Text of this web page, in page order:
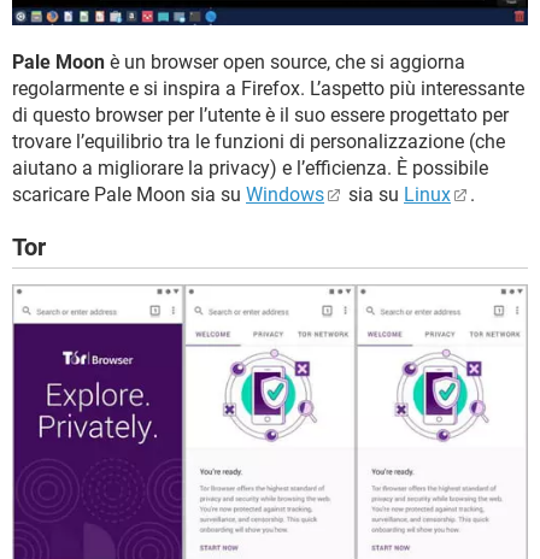
Pale Moon è un browser open source, che si aggiorna
regolarmente e si inspira a Firefox. L’aspetto più interessante
di questo browser per l’utente è il suo essere progettato per
trovare l’equilibrio tra le funzioni di personalizzazione (che
aiutano a migliorare la privacy) e l’efficienza. È possibile
scaricare Pale Moon sia su Windows sia su Linux .
Tor